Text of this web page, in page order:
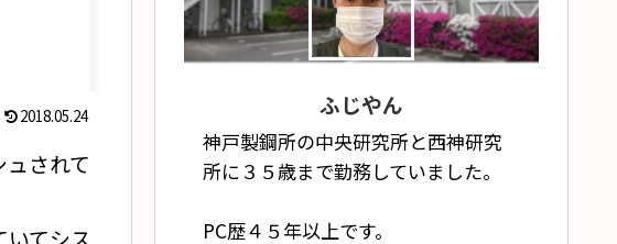
2018.05.24
されて
てシス
ふじやん
神戸製鋼所の中央研究所と西神研究
所に３５歳まで勤務していました。
PC歴４５年以上です。